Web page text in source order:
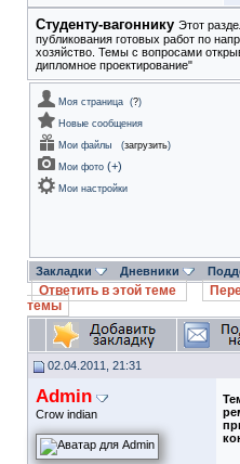
Студенту-вагоннику Этот
публикования готовых работ по
хозяйство. Темы с вопросами
дипломное проектирование"
Моя страница (?)
Новые сообщения
Мои файлы
(загрузить)
Мои фото (+)
Мои настройки
Закладки Дневники
Ответить в этой теме
темы
02.04.2011, 21:31
Admin
Crow indian